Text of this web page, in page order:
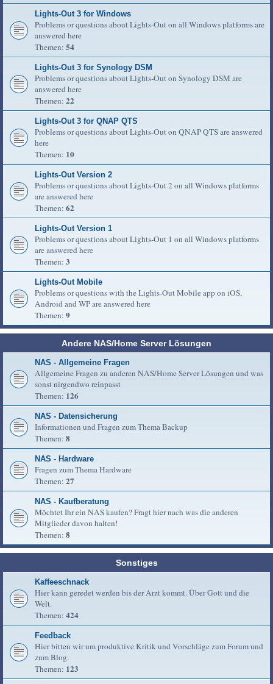
Lights-Out 3 for Windows
Problems or questions about Lights-Out on all Windows platforms are
answered here
Themen: 54
Lights-Out 3 for Synology DSM
Problems or questions about Lights-Out on Synology DSM are
answered here
Themen: 22
Lights-Out 3 for QNAP QTS
Problems or questions about Lights-Out on QNAP QTS are answered
here
Themen: 10
Lights-Out Version 2
Problems or questions about Lights-Out 2 on all Windows platforms
are answered here
Themen: 62
Lights-Out Version 1
Problems or questions about Lights-Out 1 on all Windows platforms
are answered here
Themen: 3
Lights-Out Mobile
Problems or questions with the Lights-Out Mobile app on iOS,
Android and WP are answered here
Themen: 9
Andere NAS/Home Server Lösungen
NAS - Allgemeine Fragen
Allgemeine Fragen zu anderen NAS/Home Server Lösungen und was
sonst nirgendwo reinpasst
Themen: 126
NAS - Datensicherung
Informationen und Fragen zum Thema Backup
Themen: 8
NAS - Hardware
Fragen zum Thema Hardware
Themen: 27
NAS - Kaufberatung
Möchtet Ihr ein NAS kaufen? Fragt hier nach was die anderen
Mitglieder davon halten!
Themen: 8
Sonstiges
Kaffeeschnack
Hier kann geredet werden bis der Arzt kommt. Über Gott und die
Welt.
Themen: 424
Feedback
Hier bitten wir um produktive Kritik und Vorschläge zum Forum und
zum Blog.
Themen: 123